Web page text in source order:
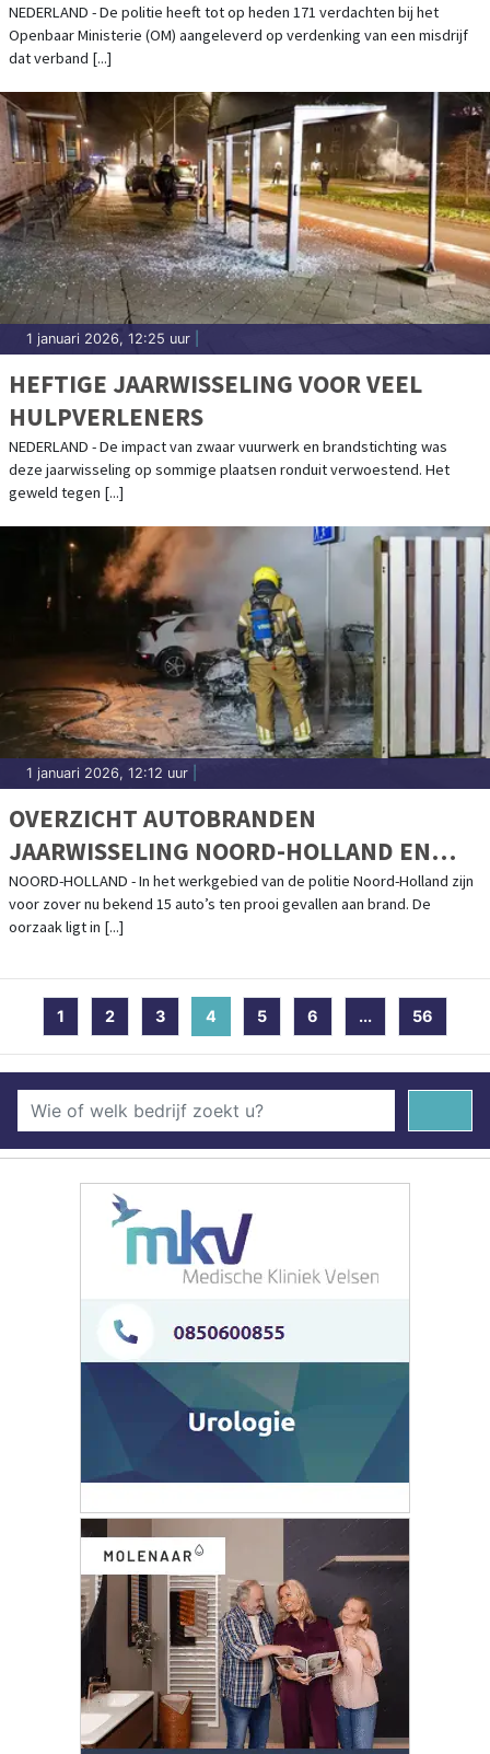
NEDERLAND - De politie heeft tot op heden 171 verdachten bij het
Openbaar Ministerie (OM) aangeleverd op verdenking van een misdrijf
dat verband [...]
1 januari 2026, 12:25 uur
HEFTIGE JAARWISSELING VOOR VEEL
HULPVERLENERS
NEDERLAND - De impact van zwaar vuurwerk en brandstichting was
deze jaarwisseling op sommige plaatsen ronduit verwoestend. Het
geweld tegen [...]
1 januari 2026, 12:12 uur
OVERZICHT AUTOBRANDEN
JAARWISSELING NOORD-HOLLAND EN
GEWELD TEGEN POLITIE
NOORD-HOLLAND - In het werkgebied van de politie Noord-Holland zijn
voor zover nu bekend 15 auto’s ten prooi gevallen aan brand. De
oorzaak ligt in [...]
1 2 3 4 (current)
5 6 ... 56